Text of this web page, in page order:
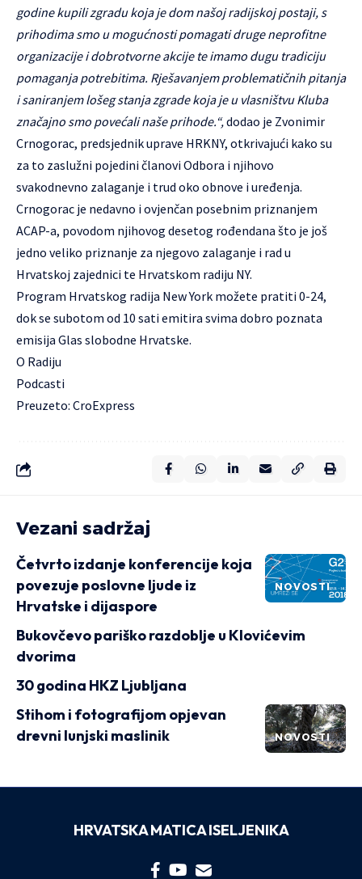
godine kupili zgradu koja je dom našoj radijskoj postaji, s
prihodima smo u mogućnosti pomagati druge neprofitne
organizacije i dobrotvorne akcije te imamo dugu tradiciju
pomaganja potrebitima. Rješavanjem problematičnih pitanja
i saniranjem lošeg stanja zgrade koja je u vlasništvu Kluba
značajno smo povećali naše prihode.“,dodao je Zvonimir
Crnogorac, predsjednik uprave HRKNY, otkrivajući kako su
za to zaslužni pojedini članovi Odbora i njihovo
svakodnevno zalaganje i trud oko obnove i uređenja.
Crnogorac je nedavno i ovjenčan posebnim priznanjem
ACAP-a, povodom njihovog desetog rođendana što je još
jedno veliko priznanje za njegovo zalaganje i rad u
Hrvatskoj zajednici te Hrvatskom radiju NY.
Program Hrvatskog radija New York možete pratiti 0-24,
dok se subotom od 10 sati emitira svima dobro poznata
emisija Glas slobodne Hrvatske.
O Radiju
Podcasti
Preuzeto: CroExpress
Vezani sadržaj
NOVOSTI
Četvrto izdanje konferencije koja
povezuje poslovne ljude iz
Hrvatske i dijaspore
Bukovčevo pariško razdoblje u Klovićevim
dvorima
30 godina HKZ Ljubljana
NOVOSTI
Stihom i fotografijom opjevan
drevni lunjski maslinik
HRVATSKA MATICA ISELJENIKA